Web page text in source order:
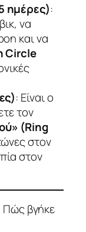
ημέρες):
να
και να
Circle
: Είναι ο
τον
(Ring
στον
στον
Πώς βγήκε